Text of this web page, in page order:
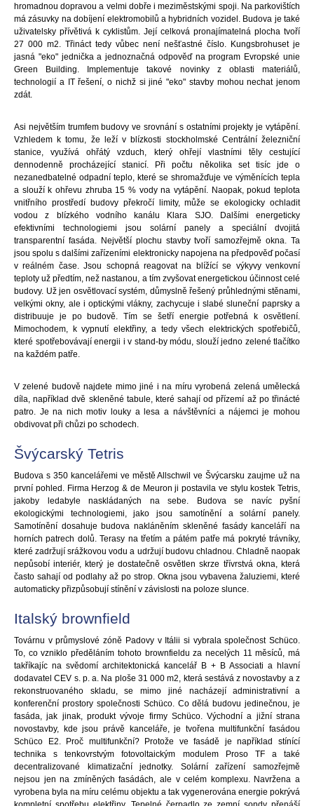
hromadnou dopravou a velmi dobře i meziměstskými spoji. Na parkovištích
má zásuvky na dobíjení elektromobilů a hybridních vozidel. Budova je také
uživatelsky přívětivá k cyklistům. Její celková pronajímatelná plocha tvoří
27 000 m2. Třináct tedy vůbec není nešťastné číslo. Kungsbrohuset je
jasná "eko" jednička a jednoznačná odpověď na program Evropské unie
Green Building. Implementuje takové novinky z oblasti materiálů,
technologií a IT řešení, o nichž si jiné "eko" stavby mohou nechat jenom
zdát.
Asi největším trumfem budovy ve srovnání s ostatními projekty je vytápění.
Vzhledem k tomu, že leží v blízkosti stockholmské Centrální železniční
stanice, využívá ohřátý vzduch, který ohřejí vlastními těly cestující
dennodenně procházející stanicí. Při počtu několika set tisíc jde o
nezanedbatelné odpadní teplo, které se shromažďuje ve výměnících tepla
a slouží k ohřevu zhruba 15 % vody na vytápění. Naopak, pokud teplota
vnitřního prostředí budovy překročí limity, může se ekologicky ochladit
vodou z blízkého vodního kanálu Klara SJO. Dalšími energeticky
efektivními technologiemi jsou solární panely a speciální dvojitá
transparentní fasáda. Největší plochu stavby tvoří samozřejmě okna. Ta
jsou spolu s dalšími zařízeními elektronicky napojena na předpověď počasí
v reálném čase. Jsou schopná reagovat na blížící se výkyvy venkovní
teploty už předtím, než nastanou, a tím zvyšovat energetickou účinnost celé
budovy. Už jen osvětlovací systém, důmyslně řešený průhlednými stěnami,
velkými okny, ale i optickými vlákny, zachycuje i slabé sluneční paprsky a
distribuuje je po budově. Tím se šetří energie potřebná k osvětlení.
Mimochodem, k vypnutí elektřiny, a tedy všech elektrických spotřebičů,
které spotřebovávají energii i v stand-by módu, slouží jedno zelené tlačítko
na každém patře.
V zelené budově najdete mimo jiné i na míru vyrobená zelená umělecká
díla, například dvě skleněné tabule, které sahají od přízemí až po třinácté
patro. Je na nich motiv louky a lesa a návštěvníci a nájemci je mohou
obdivovat při chůzi po schodech.
Švýcarský Tetris
Budova s 350 kancelářemi ve městě Allschwil ve Švýcarsku zaujme už na
první pohled. Firma Herzog & de Meuron ji postavila ve stylu kostek Tetris,
jakoby ledabyle naskládaných na sebe. Budova se navíc pyšní
ekologickými technologiemi, jako jsou samotínění a solární panely.
Samotínění dosahuje budova nakláněním skleněné fasády kanceláří na
horních patrech dolů. Terasy na třetím a pátém patře má pokryté trávníky,
které zadržují srážkovou vodu a udržují budovu chladnou. Chladně naopak
nepůsobí interiér, který je dostatečně osvětlen skrze třívrstvá okna, která
často sahají od podlahy až po strop. Okna jsou vybavena žaluziemi, které
automaticky přizpůsobují stínění v závislosti na poloze slunce.
Italský brownfield
Továrnu v průmyslové zóně Padovy v Itálii si vybrala společnost Schüco.
To, co vzniklo předěláním tohoto brownfieldu za necelých 11 měsíců, má
takříkajíc na svědomí architektonická kancelář B + B Associati a hlavní
dodavatel CEV s. p. a. Na ploše 31 000 m2, která sestává z novostavby a z
rekonstruovaného skladu, se mimo jiné nacházejí administrativní a
konferenční prostory společnosti Schüco. Co dělá budovu jedinečnou, je
fasáda, jak jinak, produkt vývoje firmy Schüco. Východní a jižní strana
novostavby, kde jsou právě kanceláře, je tvořena multifunkční fasádou
Schüco E2. Proč multifunkční? Protože ve fasádě je například stínící
technika s tenkovrstvým fotovoltaickým modulem Proso TF a také
decentralizované klimatizační jednotky. Solární zařízení samozřejmě
nejsou jen na zmíněných fasádách, ale v celém komplexu. Navržena a
vyrobena byla na míru celému objektu a tak vygenerována energie pokrývá